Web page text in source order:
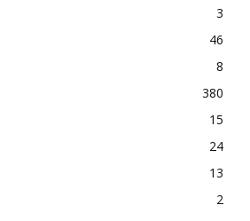
3
46
8
380
15
24
13
2